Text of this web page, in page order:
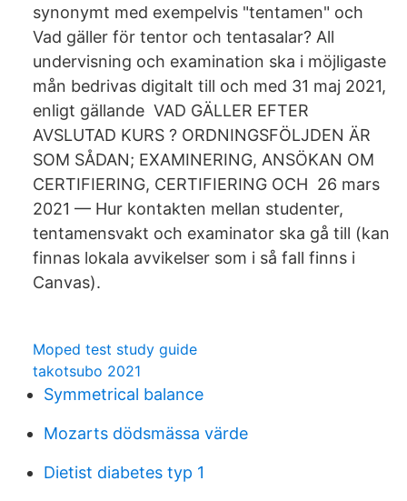
synonymt med exempelvis "tentamen" och​
Vad gäller för tentor och tentasalar? All
undervisning och examination ska i möjligaste
mån bedrivas digitalt till och med 31 maj 2021,
enligt gällande VAD GÄLLER EFTER
AVSLUTAD KURS ? ORDNINGSFÖLJDEN ÄR
SOM SÅDAN; EXAMINERING, ANSÖKAN OM
CERTIFIERING, CERTIFIERING OCH 26 mars
2021 — Hur kontakten mellan studenter,
tentamensvakt och examinator ska gå till (kan
finnas lokala avvikelser som i så fall finns i
Canvas).
Moped test study guide
takotsubo 2021
Symmetrical balance
Mozarts dödsmässa värde
Dietist diabetes typ 1